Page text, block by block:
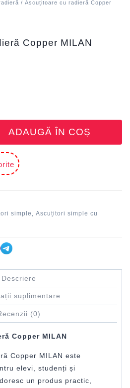
/ Ascuțitoare cu radieră Copper
Copper MILAN
ADAUGĂ ÎN COȘ
simple
Ascuțitori simple cu
Descriere
suplimentare
(0)
Copper MILAN
Copper MILAN este
elevi, studenți și
un produs practic,